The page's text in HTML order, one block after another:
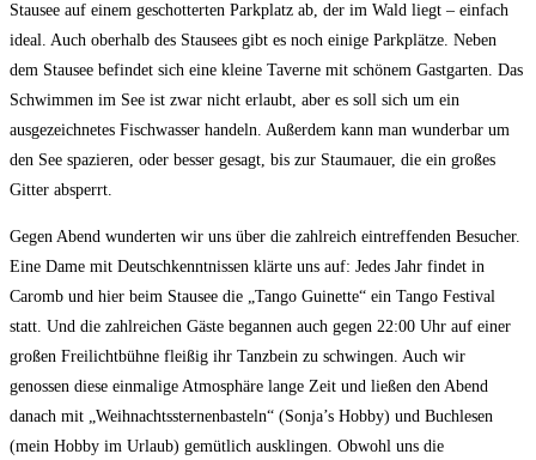
Stausee auf einem geschotterten Parkplatz ab, der im Wald liegt – einfach
ideal. Auch oberhalb des Stausees gibt es noch einige Parkplätze. Neben
dem Stausee befindet sich eine kleine Taverne mit schönem Gastgarten. Das
Schwimmen im See ist zwar nicht erlaubt, aber es soll sich um ein
ausgezeichnetes Fischwasser handeln. Außerdem kann man wunderbar um
den See spazieren, oder besser gesagt, bis zur Staumauer, die ein großes
Gitter absperrt.
Gegen Abend wunderten wir uns über die zahlreich eintreffenden Besucher.
Eine Dame mit Deutschkenntnissen klärte uns auf: Jedes Jahr findet in
Caromb und hier beim Stausee die „Tango Guinette“ ein Tango Festival
statt. Und die zahlreichen Gäste begannen auch gegen 22:00 Uhr auf einer
großen Freilichtbühne fleißig ihr Tanzbein zu schwingen. Auch wir
genossen diese einmalige Atmosphäre lange Zeit und ließen den Abend
danach mit „Weihnachtssternenbasteln“ (Sonja’s Hobby) und Buchlesen
(mein Hobby im Urlaub) gemütlich ausklingen. Obwohl uns die